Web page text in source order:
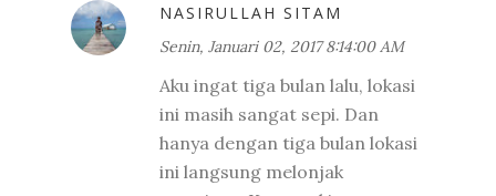
NASIRULLAH SITAM
Senin, Januari 02, 2017 8:14:00 AM
Aku ingat tiga bulan lalu, lokasi
ini masih sangat sepi. Dan
hanya dengan tiga bulan lokasi
ini langsung melonjak